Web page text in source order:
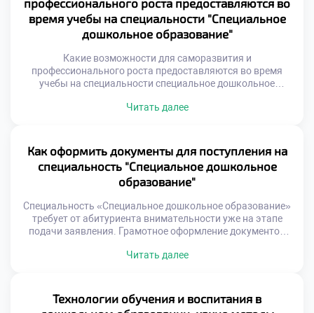
главным инструментом инклюзивного образования
сегодня. Без такого подхода эффективная коррекция
невозможна в […]
профессионального роста предоставляются во
время учебы на специальности "Специальное
дошкольное образование"
Какие возможности для саморазвития и
профессионального роста предоставляются во время
учебы на специальности специальное дошкольное
обучения. Современный специалист не может
Учебное заведение создает пространство для
трансформации личности студента. Профессиональный
рост начинается с первых дней занятий. Студент активно
формирует […]
Читать далее
Как оформить документы для поступления на
специальность "Специальное дошкольное
образование"
Специальность «Специальное дошкольное образование»
требует от абитуриента внимательности уже на этапе
подачи заявления. Грамотное оформление документов
Точность и аккуратность характеризуют будущего
поступления в техникум своевременно и правильно.
Подготовка к поступлению начинается задолго до визита
Читать далее
Технологии обучения и воспитания в